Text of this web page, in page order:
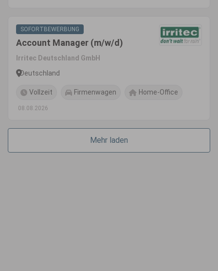
SOFORTBEWERBUNG
Account Manager (m/w/d)
Irritec Deutschland GmbH
Deutschland
Vollzeit Firmenwagen Home-Office
08.08.2026
Mehr laden